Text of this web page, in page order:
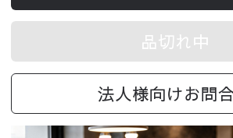
品切れ中
法人様向けお問